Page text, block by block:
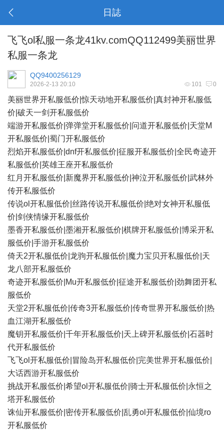
日誌
飞飞ol私服一条龙41kv.comQQ112499美丽世界
私服一条龙
QQ9400256129
101 0
2026-2-13 20:10
美丽世界开私服低价|惊天动地开私服低价|真封神开私服低
价|破天一剑开私服低价
端游开私服低价|弹弹堂开私服低价|问道开私服低价|天堂M
开私服低价|蜀门开私服低价
烈焰开私服低价|dnf开私服低价|征服开私服低价|全民奇迹开
私服低价|英雄王座开私服低价
红月开私服低价|新魔界开私服低价|神泣开私服低价|武林外
传开私服低价
传说ol开私服低价|丝路传说开私服低价|绝对女神开私服低
价|剑侠情缘开私服低价
墨香开私服低价|墨湘开私服低价|棋牌开私服低价|博采开私
服低价|手游开私服低价
倚天2开私服低价|龙驹开私服低价|魔力宝贝开私服低价|天
龙八部开私服低价
奇迹开私服低价|Mu开私服低价|征途开私服低价|劲舞团开私
服低价
天堂2开私服低价|传奇3开私服低价|传奇世界开私服低价|热
血江湖开私服低价
魔钥开私服低价|千年开私服低价|天上碑开私服低价|石器时
代开私服低价
飞飞ol开私服低价|冒险岛开私服低价|完美世界开私服低价|
大话西游开私服低价
挑战开私服低价|希望ol开私服低价|骑士开私服低价|永恒之
塔开私服低价
诛仙开私服低价|密传开私服低价|乱勇ol开私服低价|仙境ro
开私服低价